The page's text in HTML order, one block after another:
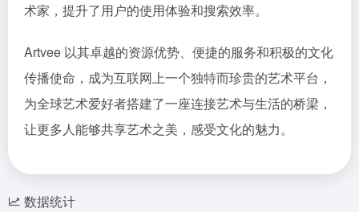
术家，提升了用户的使用体验和搜索效率。
Artvee 以其卓越的资源优势、便捷的服务和积极的文化
传播使命，成为互联网上一个独特而珍贵的艺术平台，
为全球艺术爱好者搭建了一座连接艺术与生活的桥梁，
让更多人能够共享艺术之美，感受文化的魅力。
数据统计